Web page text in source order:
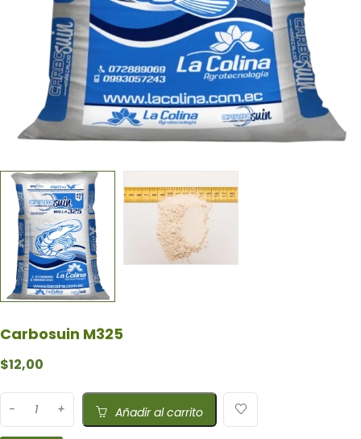
Carbosuin M325
$12,00
Añadir al carrito